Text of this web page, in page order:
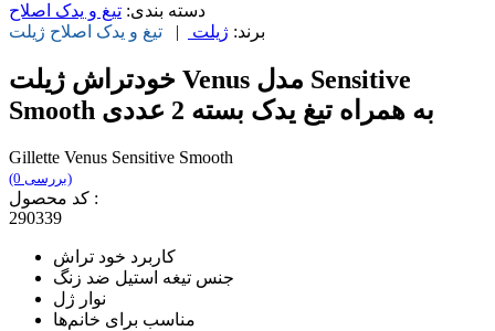
دسته بندی: تیغ و یدک اصلاح
برند: ژیلت | تیغ و یدک اصلاح ژیلت
خودتراش ژیلت Venus مدل Sensitive
Smooth به همراه تیغ یدک بسته 2 عددی
Gillette Venus Sensitive Smooth
(0 بررسی)
کد محصول :
290339
کاربرد خود تراش
جنس تیغه استیل ضد زنگ
نوار ژل
مناسب برای خانم‌ها